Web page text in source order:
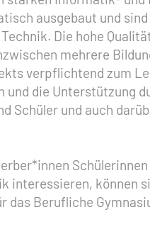
ausgebaut und
Die hohe
mehrere
verpflichtend zum
und die Unterstützung
Schüler und auch
interessieren,
das Berufliche